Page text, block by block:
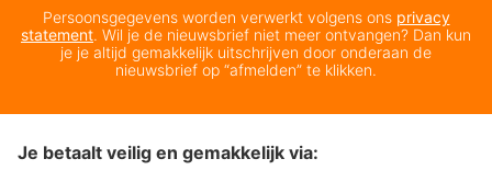
Persoonsgegevens worden verwerkt volgens ons privacy
statement. Wil je de nieuwsbrief niet meer ontvangen? Dan kun
je je altijd gemakkelijk uitschrijven door onderaan de
nieuwsbrief op “afmelden” te klikken.
Je betaalt veilig en gemakkelijk via: